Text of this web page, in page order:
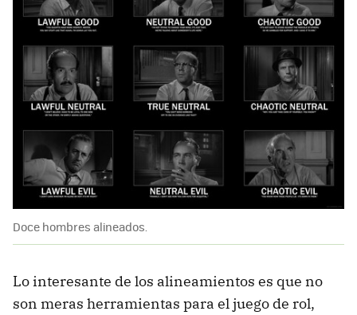
Doce hombres alineados.
Lo interesante de los alineamientos es que no
son meras herramientas para el juego de rol,